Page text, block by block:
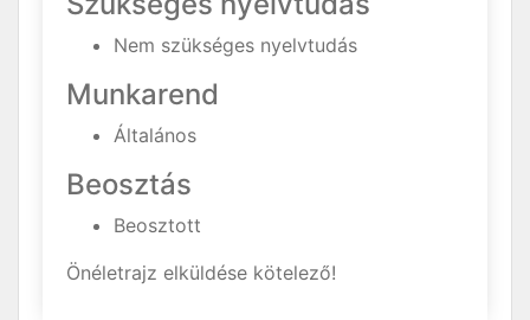
Nem szükséges nyelvtudás
Munkarend
Általános
Beosztás
Beosztott
Önéletrajz elküldése kötelező!